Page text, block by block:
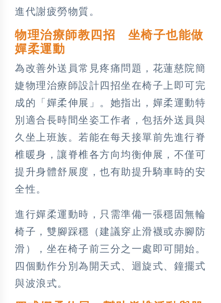
進代謝疲勞物質。
物理治療師教四招 坐椅子也能做
嬋柔運動
為改善外送員常見疼痛問題，花蓮慈院簡
婕物理治療師設計四招坐在椅子上即可完
成的「嬋柔伸展」。她指出，嬋柔運動特
別適合長時間坐姿工作者，包括外送員與
久坐上班族。若能在每天接單前先進行脊
椎暖身，讓脊椎各方向均衡伸展，不僅可
提升身體舒展度，也有助提升騎車時的安
全性。
進行嬋柔運動時，只需準備一張穩固無輪
椅子，雙腳踩穩（建議穿止滑襪或赤腳防
滑），坐在椅子前三分之一處即可開始。
四個動作分別為開天式、迴旋式、鐘擺式
與波浪式。